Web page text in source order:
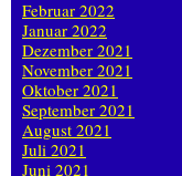
Februar 2022
Januar 2022
Dezember 2021
November 2021
Oktober 2021
September 2021
August 2021
Juli 2021
Juni 2021